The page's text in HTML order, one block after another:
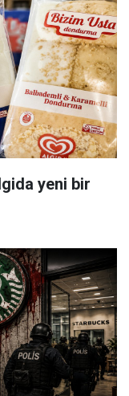
yeni bir